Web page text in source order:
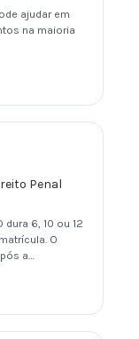
ajudar em
na maioria
Penal
dura 6, 10 ou 12
O
a…